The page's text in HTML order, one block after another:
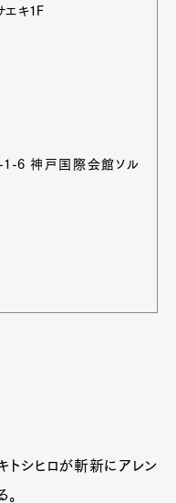
エキ1F
6 神戸国際会館ソル
トシヒロが斬新にアレン